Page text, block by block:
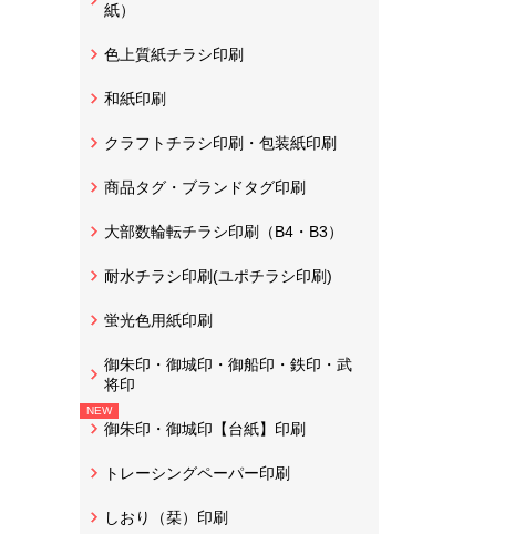
紙）
色上質紙チラシ印刷
和紙印刷
クラフトチラシ印刷・包装紙印刷
商品タグ・ブランドタグ印刷
大部数輪転チラシ印刷（B4・B3）
耐水チラシ印刷(ユポチラシ印刷)
蛍光色用紙印刷
御朱印・御城印・御船印・鉄印・武
将印
御朱印・御城印【台紙】印刷
トレーシングペーパー印刷
しおり（栞）印刷